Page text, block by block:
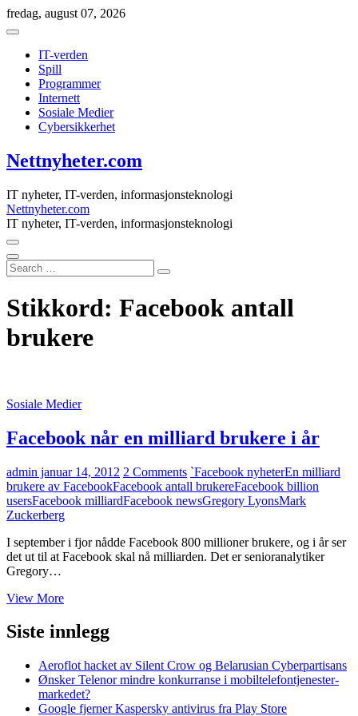
Skip
to
fredag, august 07, 2026
IT-verden
Spill
Programmer
Internett
Sosiale Medier
Cybersikkerhet
Nettnyheter.com
IT nyheter, IT-verden, informasjonsteknologi
Nettnyheter.com
IT nyheter, IT-verden, informasjonsteknologi
Search
…
Stikkord: Facebook antall
brukere
Sosiale Medier
Facebook når en milliard brukere i år
admin januar 14, 2012 2 Comments `Facebook nyheterEn milliard
brukere av FacebookFacebook antall brukereFacebook billion
usersFacebook milliardFacebook newsGregory LyonsMark
Zuckerberg
I september i fjor nådde Facebook 800 millioner brukere, og i år ser
det ut til at Facebook skal nå milliarden. Det er senioranalytiker
Gregory…
View MoreFacebook
en
milliard
i
år
Siste innlegg
Aeroflot hacket av Silent Crow og Belarusian Cyberpartisans
Ønsker Telenor mindre konkurranse i mobiltelefontjenester-
markedet?
Google fjerner Kaspersky antivirus fra Play Store